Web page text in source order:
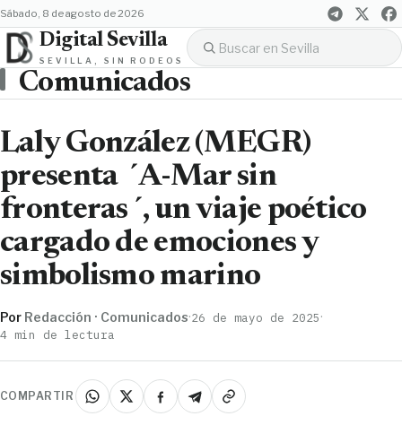
sábado, 8 de agosto de 2026
Digital Sevilla
SEVILLA, SIN RODEOS
Comunicados
Laly González (MEGR)
presenta ´A-Mar sin
fronteras´, un viaje poético
cargado de emociones y
simbolismo marino
Por Redacción · Comunicados·26 de mayo de 2025·
4 min de lectura
COMPARTIR